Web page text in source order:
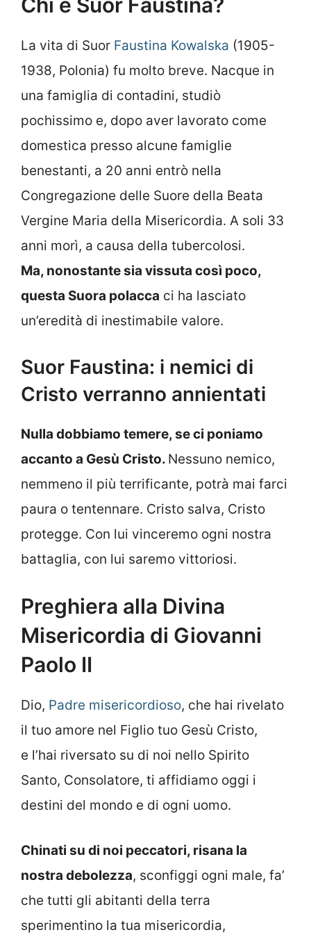
La vita di Suor Faustina Kowalska (1905-
1938, Polonia) fu molto breve. Nacque in
una famiglia di contadini, studiò
pochissimo e, dopo aver lavorato come
domestica presso alcune famiglie
benestanti, a 20 anni entrò nella
Congregazione delle Suore della Beata
Vergine Maria della Misericordia. A soli 33
anni morì, a causa della tubercolosi.
Ma, nonostante sia vissuta così poco,
questa Suora polacca ci ha lasciato
un’eredità di inestimabile valore.
Suor Faustina: i nemici di
Cristo verranno annientati
Nulla dobbiamo temere, se ci poniamo
accanto a Gesù Cristo. Nessuno nemico,
nemmeno il più terrificante, potrà mai farci
paura o tentennare. Cristo salva, Cristo
protegge. Con lui vinceremo ogni nostra
battaglia, con lui saremo vittoriosi.
Preghiera alla Divina
Misericordia di Giovanni
Paolo II
Dio, Padre misericordioso, che hai rivelato
il tuo amore nel Figlio tuo Gesù Cristo,
e l’hai riversato su di noi nello Spirito
Santo, Consolatore, ti affidiamo oggi i
destini del mondo e di ogni uomo.
Chinati su di noi peccatori, risana la
nostra debolezza, sconfiggi ogni male, fa’
che tutti gli abitanti della terra
sperimentino la tua misericordia,